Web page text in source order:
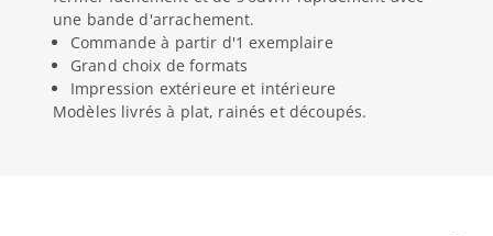
une bande d'arrachement.
Commande à partir d'1 exemplaire
Grand choix de formats
Impression extérieure et intérieure
Modèles livrés à plat, rainés et découpés.